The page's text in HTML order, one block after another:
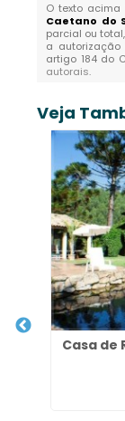
O texto acima
Caetano do
parcial ou
a
artigo 184 do
autorais.
Veja
Casa de